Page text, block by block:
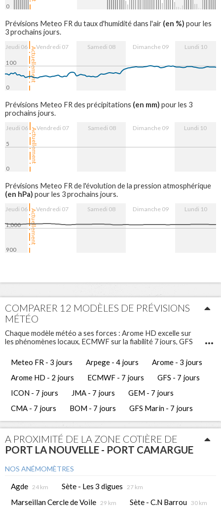
0
Prévisions Meteo FR du taux d'humidité dans l'air (en %) pour les
3 prochains jours.
Actuellement
Jeudi 06 Vendredi 07 Samedi 08 Dimanche 09 Lundi 10
0
100
Prévisions Meteo FR des précipitations (en mm) pour les 3
prochains jours.
Actuellement
Jeudi 06 Vendredi 07 Samedi 08 Dimanche 09 Lundi 10
0
5
Prévisions Meteo FR de l'évolution de la pression atmosphérique
(en hPa) pour les 3 prochains jours.
Actuellement
Jeudi 06 Vendredi 07 Samedi 08 Dimanche 09 Lundi 10
900
1,000
COMPARER 12 MODÈLES DE PRÉVISIONS
MÉTÉO
Chaque modèle météo a ses forces : Arome HD excelle sur
les phénomènes locaux, ECMWF sur la fiabilité 7 jours, GFS
meilleures décisions de navigation.
Infosvent vous propose 12 modèles météo différents pour
Port la Nouvelle - Port Camargue
. Ces prévisions météo
gratuites vous permettent d'avoir une vue complète et de
comparer les tendances météorologiques des jours à venir.
Meteo FR - 3 jours Arpege - 4 jours
Arome - 3 jours
Arome HD - 2 jours
ECMWF - 7 jours
GFS - 7 jours
ICON - 7 jours
JMA - 7 jours
GEM - 7 jours
CMA - 7 jours
BOM - 7 jours GFS Marin - 7 jours
A PROXIMITÉ DE LA ZONE COTIÈRE DE
PORT LA NOUVELLE - PORT CAMARGUE
NOS ANÉMOMÈTRES
Agde 24 km Sète - Les 3 digues 27 km
Marseillan Cercle de Voile 29 km Sète - C.N Barrou 30 km